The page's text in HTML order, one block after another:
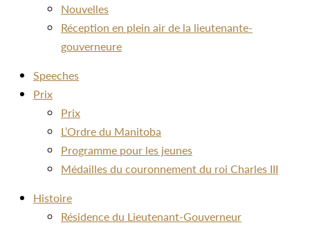
Nouvelles
Réception en plein air de la lieutenante-
gouverneure
Speeches
Prix
Prix
L’Ordre du Manitoba
Programme pour les jeunes
Médailles du couronnement du roi Charles III
Histoire
Résidence du Lieutenant-Gouverneur